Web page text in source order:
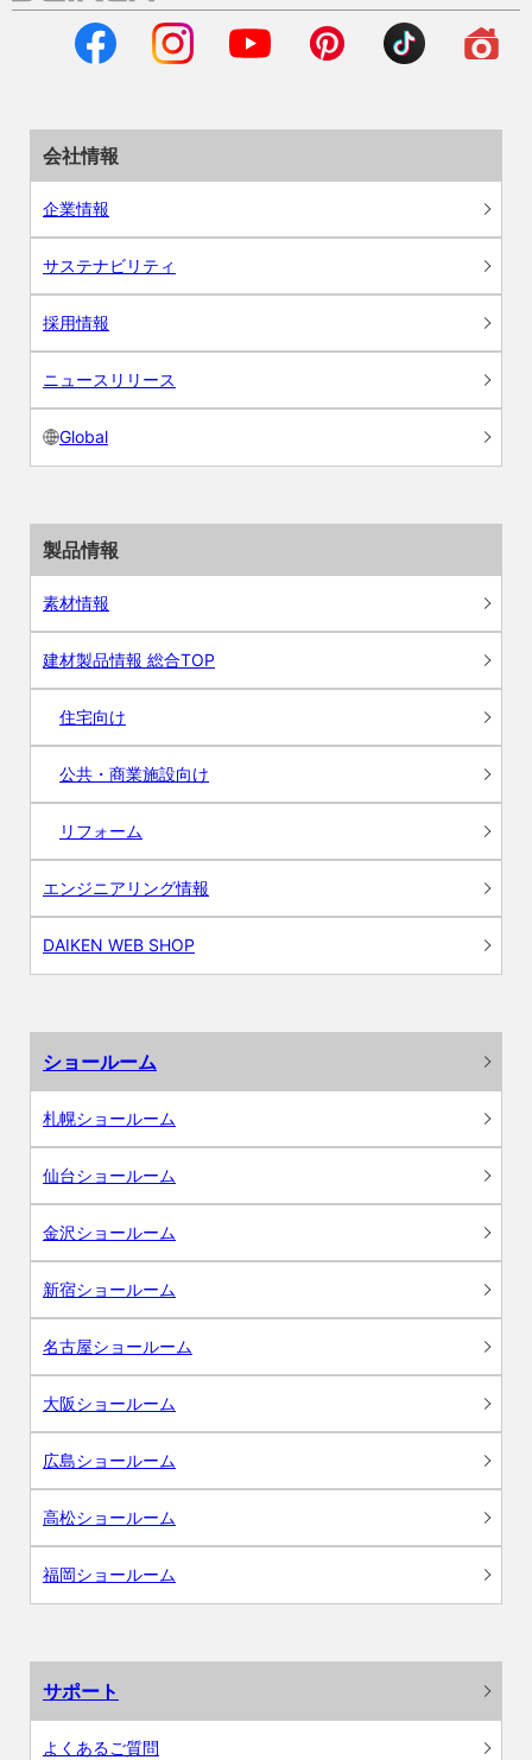
会社情報
企業情報
サステナビリティ
採用情報
ニュースリリース
Global
製品情報
素材情報
建材製品情報 総合TOP
住宅向け
公共・商業施設向け
リフォーム
エンジニアリング情報
DAIKEN WEB SHOP
ショールーム
札幌ショールーム
仙台ショールーム
金沢ショールーム
新宿ショールーム
名古屋ショールーム
大阪ショールーム
広島ショールーム
高松ショールーム
福岡ショールーム
サポート
よくあるご質問